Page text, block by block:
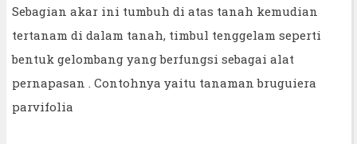
Sebagian akar ini tumbuh di atas tanah kemudian
tertanam di dalam tanah, timbul tenggelam seperti
bentuk gelombang yang berfungsi sebagai alat
pernapasan . Contohnya yaitu tanaman bruguiera
parvifolia